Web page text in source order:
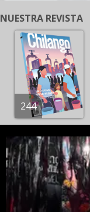
NUESTRA REVISTA
244